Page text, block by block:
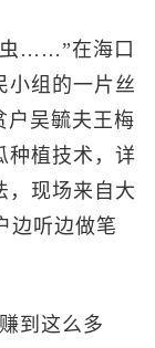
……”在海口
小组的一片丝
户吴毓夫王梅
种植技术，详
，现场来自大
边听边做笔
到这么多